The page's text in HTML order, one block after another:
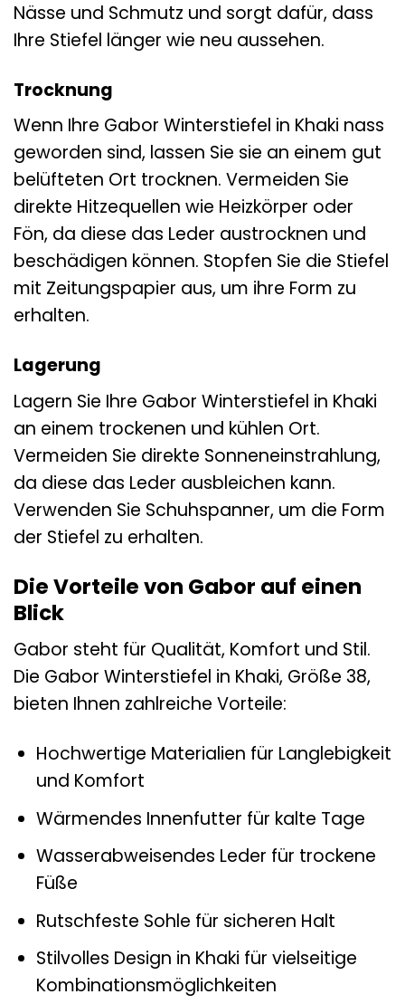
Nässe und Schmutz und sorgt dafür, dass
Ihre Stiefel länger wie neu aussehen.
Trocknung
Wenn Ihre Gabor Winterstiefel in Khaki nass
geworden sind, lassen Sie sie an einem gut
belüfteten Ort trocknen. Vermeiden Sie
direkte Hitzequellen wie Heizkörper oder
Fön, da diese das Leder austrocknen und
beschädigen können. Stopfen Sie die Stiefel
mit Zeitungspapier aus, um ihre Form zu
erhalten.
Lagerung
Lagern Sie Ihre Gabor Winterstiefel in Khaki
an einem trockenen und kühlen Ort.
Vermeiden Sie direkte Sonneneinstrahlung,
da diese das Leder ausbleichen kann.
Verwenden Sie Schuhspanner, um die Form
der Stiefel zu erhalten.
Die Vorteile von Gabor auf einen
Blick
Gabor steht für Qualität, Komfort und Stil.
Die Gabor Winterstiefel in Khaki, Größe 38,
bieten Ihnen zahlreiche Vorteile:
Hochwertige Materialien für Langlebigkeit
und Komfort
Wärmendes Innenfutter für kalte Tage
Wasserabweisendes Leder für trockene
Füße
Rutschfeste Sohle für sicheren Halt
Stilvolles Design in Khaki für vielseitige
Kombinationsmöglichkeiten